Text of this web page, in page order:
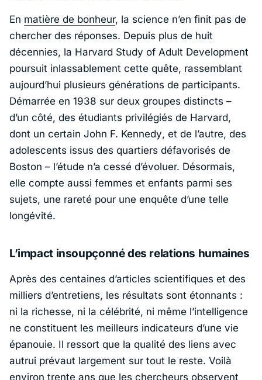
En matière de bonheur, la science n’en finit pas de
chercher des réponses. Depuis plus de huit
décennies, la Harvard Study of Adult Development
poursuit inlassablement cette quête, rassemblant
aujourd’hui plusieurs générations de participants.
Démarrée en 1938 sur deux groupes distincts –
d’un côté, des étudiants privilégiés de Harvard,
dont un certain John F. Kennedy, et de l’autre, des
adolescents issus des quartiers défavorisés de
Boston – l’étude n’a cessé d’évoluer. Désormais,
elle compte aussi femmes et enfants parmi ses
sujets, une rareté pour une enquête d’une telle
longévité.
L’impact insoupçonné des relations humaines
Après des centaines d’articles scientifiques et des
milliers d’entretiens, les résultats sont étonnants :
ni la richesse, ni la célébrité, ni même l’intelligence
ne constituent les meilleurs indicateurs d’une vie
épanouie. Il ressort que la qualité des liens avec
autrui prévaut largement sur tout le reste. Voilà
environ trente ans que les chercheurs observent